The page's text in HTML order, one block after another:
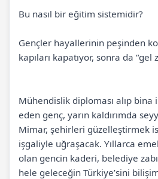
Bu nasıl bir eğitim sistemidir?
Gençler hayallerinin peşinden
kapıları kapatıyor, sonra da “gel
Mühendislik diploması alıp
eden genç, yarın kaldırımda
Mimar, şehirleri güzelleştirmek
işgaliyle uğraşacak. Yıllarca
olan gencin kaderi, belediye
hele geleceğin Türkiye’sini